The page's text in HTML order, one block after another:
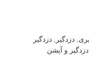
دزدگیر
دزدگیر
دزدگیر و آپشن